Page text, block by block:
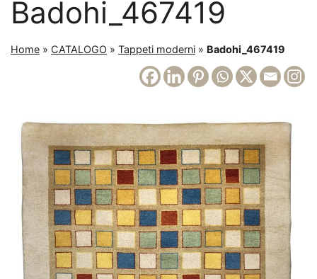
Badohi_467419
Home » CATALOGO » Tappeti moderni » Badohi_467419